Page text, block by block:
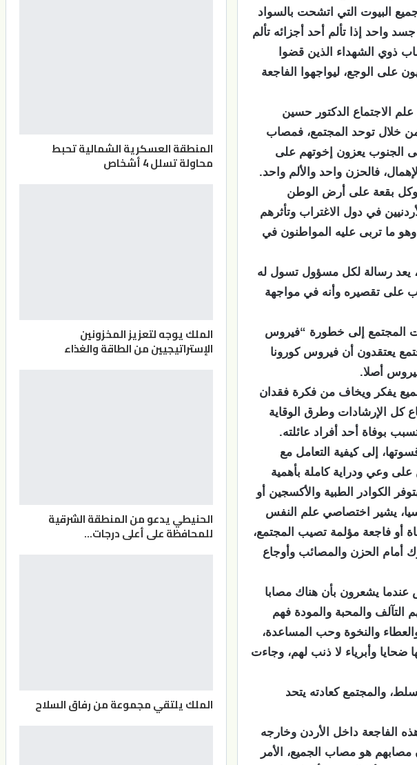
البيوت التي اتشحت بالسواد
واحد إذا تألم أحد أجزائه تألم
ذوي الشهداء الذين قضوا
على الوجع، ليواجهوا الفاجعة
الاجتماع الدكتور حسين
من خلال توحد المجتمع، فمصاب
الجنوب يعزون إخوتهم على
فالحزن واحد والألم واحد.
وكل بقعة على أرض الوطن
في دول الاغتراب وتأثرهم
ما تربى عليه المواطنون في
يعد رسالة لكل مسؤول تسول له
على تقصيره وأنه في مواجهة
المجتمع إلى خطورة “فيروس
أثبتت أن 22 % من المجتمع يعتقدون أن فيروس كورونا
يفكر ويخاف من فكرة فقدان
كل الإرشادات وطرق الوقاية
بوفاة أحد أفراد عائلته.
إلى كيفية التعامل مع
على وعي ودراية كاملة بأهمية
الكوادر الطبية والأكسجين أو
يشير اختصاصي علم النفس
أو فاجعة مؤلمة تصيب المجتمع،
أمام الحزن والمصائب وأوجاع
عندما يشعرون بأن هناك مصابا
التآلف والمحبة والمودة فهم
والنخوة وحب المساعدة،
وأبرياء لا ذنب لهم، وجاءت
والمجتمع كعادته يتحد
الفاجعة داخل الأردن وخارجه
هو مصاب الجميع، الأمر
المنطقة العسكرية الشمالية تحبط
محاولة تسلل 4 أشخاص
الملك يوجه لتعزيز المخزونين
الإستراتيجيين من الطاقة والغذاء
الحنيطي يدعو من المنطقة الشرقية
للمحافظة على أعلى درجات…
الملك يلتقي مجموعة من رفاق السلاح